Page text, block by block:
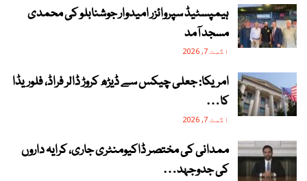
ہیمپسٹیڈ سپروائزر امیدوار جوشنابلو کی محمدی
مسجد آمد
اگست 7, 2026
امریکا: جعلی چیکس سے ڈیڑھ کروڑ ڈالر فراڈ، فلوریڈا
کا…
اگست 7, 2026
ممدانی کی مختصر ڈاکیومنٹری جاری، کرایہ داروں
کی جدوجہد…